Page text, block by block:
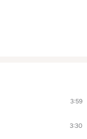
3:59
3:30